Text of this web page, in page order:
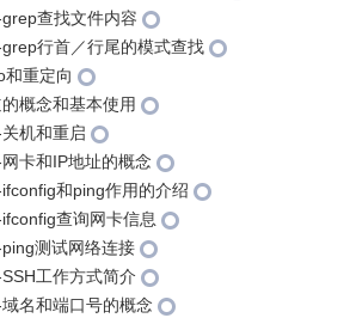
查找文件内容
行首／行尾的模式查找
重定向
概念和基本使用
机和重启
卡和IP地址的概念
和ping作用的介绍
查询网卡信息
测试网络连接
工作方式简介
名和端口号的概念